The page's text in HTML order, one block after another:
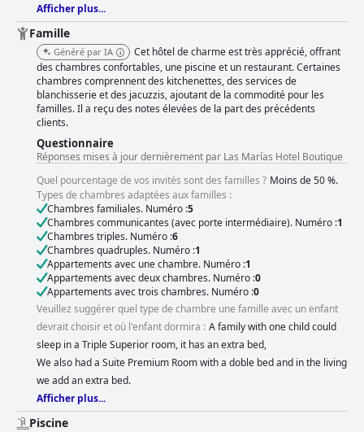
Afficher plus...
Famille
Généré par IA
Cet hôtel de charme est très apprécié, offrant
des chambres confortables, une piscine et un restaurant. Certaines
chambres comprennent des kitchenettes, des services de
blanchisserie et des jacuzzis, ajoutant de la commodité pour les
familles. Il a reçu des notes élevées de la part des précédents
clients.
Questionnaire
Réponses mises à jour dernièrement par Las Marías Hotel Boutique
Quel pourcentage de vos invités sont des familles ? Moins de 50 %.
Types de chambres adaptées aux familles :
Chambres familiales. Numéro :5
Chambres communicantes (avec porte intermédiaire). Numéro :1
Chambres triples. Numéro :6
Chambres quadruples. Numéro :1
Appartements avec une chambre. Numéro :1
Appartements avec deux chambres. Numéro :0
Appartements avec trois chambres. Numéro :0
Veuillez suggérer quel type de chambre une famille avec un enfant
devrait choisir et où l'enfant dormira : A family with one child could
sleep in a Triple Superior room, it has an extra bed,
We also had a Suite Premium Room with a doble bed and in the living
we add an extra bed.
Afficher plus...
Piscine